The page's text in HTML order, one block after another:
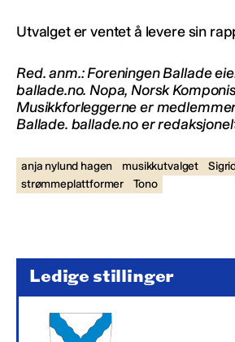
Utvalget er ventet å levere sin
Red. anm.:Foreningen Ballade
ballade.no. Nopa, Norsk
Musikkforleggerne er
Ballade. ballade.no er
anja nylund hagen musikkutvalget
strømmeplattformer
Tono
Ledige stillinger